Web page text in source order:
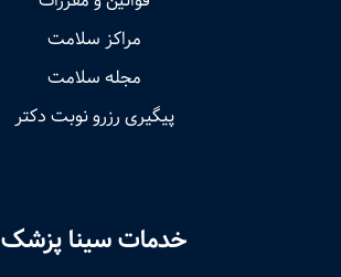
مراکز سلامت
مجله سلامت
پیگیری رزرو نوبت دکتر
خدمات سینا پزشک